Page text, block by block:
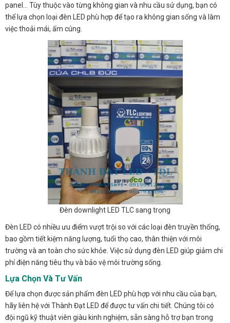
panel… Tùy thuộc vào từng không gian và nhu cầu sử dụng, bạn có
thể lựa chọn loại đèn LED phù hợp để tạo ra không gian sống và làm
việc thoải mái, ấm cúng.
Đèn downlight LED TLC sang trọng
Đèn LED có nhiều ưu điểm vượt trội so với các loại đèn truyền thống,
bao gồm tiết kiệm năng lượng, tuổi thọ cao, thân thiện với môi
trường và an toàn cho sức khỏe. Việc sử dụng đèn LED giúp giảm chi
phí điện năng tiêu thụ và bảo vệ môi trường sống.
Lựa Chọn Và Tư Vấn
Để lựa chọn được sản phẩm đèn LED phù hợp với nhu cầu của bạn,
hãy liên hệ với Thành Đạt LED để được tư vấn chi tiết. Chúng tôi có
đội ngũ kỹ thuật viên giàu kinh nghiệm, sẵn sàng hỗ trợ bạn trong